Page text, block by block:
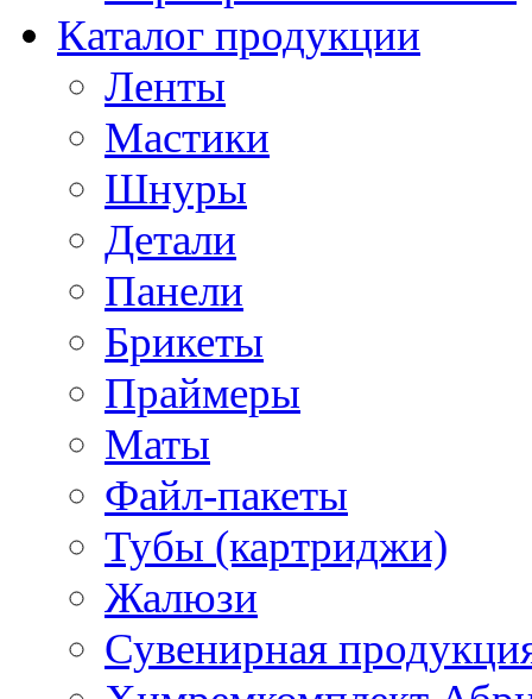
Каталог продукции
Ленты
Мастики
Шнуры
Детали
Панели
Брикеты
Праймеры
Маты
Файл-пакеты
Тубы (картриджи)
Жалюзи
Сувенирная